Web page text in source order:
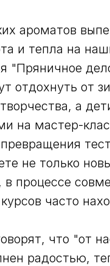
ароматов
и тепла на
"Пряничное
отдохнуть от
а
на мастер-
не только
процессе
часто
что "от
радостью,